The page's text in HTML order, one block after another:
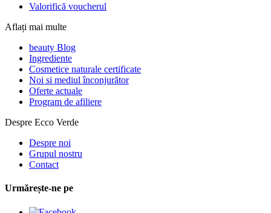
Valorifică voucherul
Aflați mai multe
beauty Blog
Ingrediente
Cosmetice naturale certificate
Noi si mediul înconjurător
Oferte actuale
Program de afiliere
Despre Ecco Verde
Despre noi
Grupul nostru
Contact
Urmărește-ne pe